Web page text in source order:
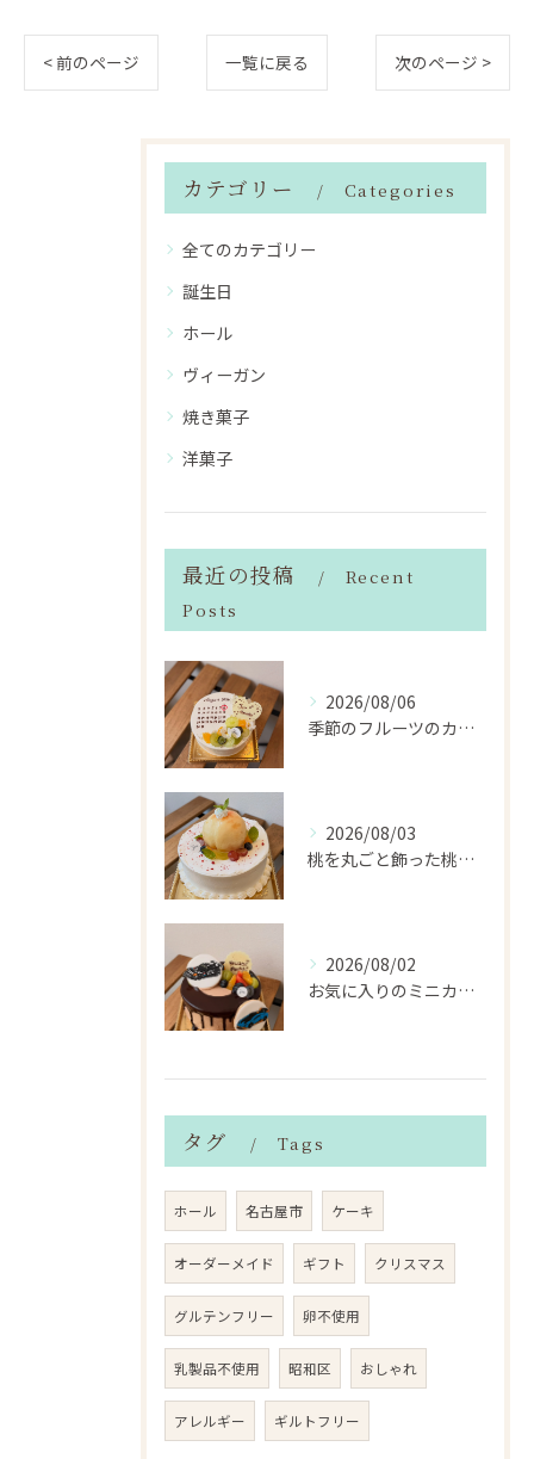
< 前のページ 一覧に戻る 次のページ >
カテゴリー Categories
全てのカテゴリー
誕生日
ホール
ヴィーガン
焼き菓子
洋菓子
最近の投稿
Recent
Posts
2026/08/06
季節のフルーツのカレンダーケーキ
2026/08/03
桃を丸ごと飾った桃のホールケーキ（サンドも桃）
2026/08/02
お気に入りのミニカーのアイシングクッキーを飾ったデコレーショ...
タグ Tags
ホール 名古屋市 ケーキ
オーダーメイド ギフト クリスマス
グルテンフリー 卵不使用
乳製品不使用 昭和区 おしゃれ
アレルギー ギルトフリー